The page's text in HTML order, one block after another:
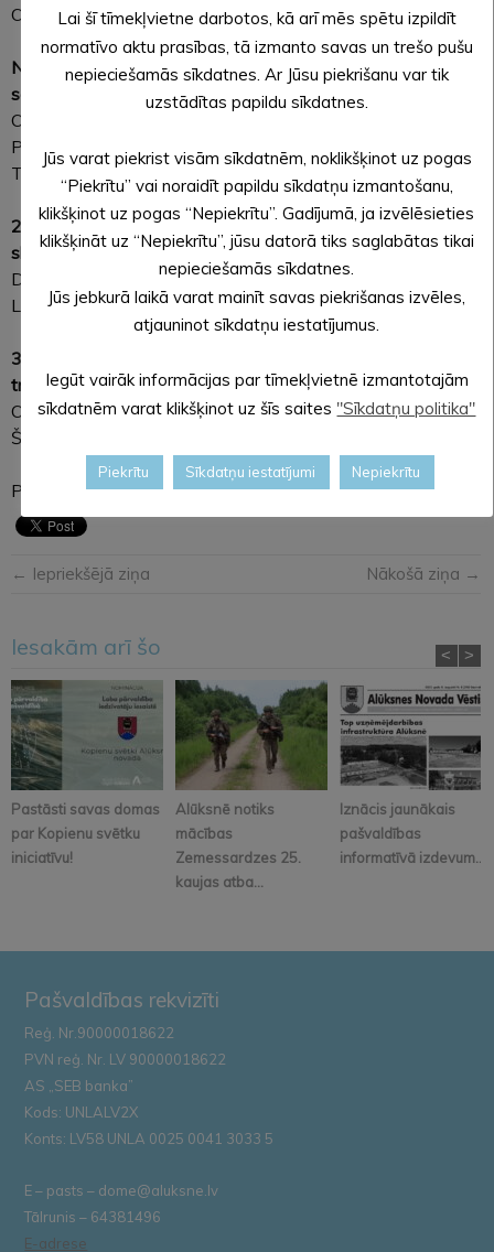
Ojāra Vācieša ielā no Pils ielas līdz Pilssalas ielai.
No 2. augusta pulksten 20.00 līdz 4. augusta pulksten 7.00
satiksme slēgta:
Ojāra Vācieša ielā no Dārza ielas līdz Pils ielai;
Pils ielā no Lielā Ezera ielas līdz Rijukalna ielai;
Tirgotāju ielā no Tirgotāju ielas 16B līdz Lielā Ezera ielai.
2. augustā no pulksten 20.00 līdz pulksten 22.30 satiksme
slēgta:
Dārza ielā no Tirgotāju ielas līdz Helēnas ielai;
Latgales ielā no Dārza ielas līdz Latgales ielai 3.
3. augustā no pulksten 8.00 līdz pulksten 16.00
transportlīdzekļiem apstāties un stāvēt būs aizliegts:
Ojāra Vācieša ielā;
Šķūņu ielā.
Pateicamies par sapratni un novēlam jaukus svētkus!
← Iepriekšējā ziņa Nākošā ziņa →
Iesakām arī šo
Pastāsti savas domas
par Kopienu svētku
iniciatīvu!
Alūksnē notiks
mācības
Zemessardzes 25.
kaujas atba...
Iznācis jaunākais
pašvaldības
informatīvā izdevum...
< >
Pašvaldības rekvizīti
Reģ. Nr.90000018622
PVN reģ. Nr. LV 90000018622
AS „SEB banka”
Kods: UNLALV2X
Konts: LV58 UNLA 0025 0041 3033 5
E – pasts – dome@aluksne.lv
Tālrunis – 64381496
E-adrese
Lai šī tīmekļvietne darbotos, kā arī mēs spētu izpildīt
normatīvo aktu prasības, tā izmanto savas un trešo pušu
nepieciešamās sīkdatnes. Ar Jūsu piekrišanu var tik
uzstādītas papildu sīkdatnes.
Jūs varat piekrist visām sīkdatnēm, noklikšķinot uz pogas
“Piekrītu” vai noraidīt papildu sīkdatņu izmantošanu,
klikšķinot uz pogas “Nepiekrītu”. Gadījumā, ja izvēlēsieties
klikšķināt uz “Nepiekrītu”, jūsu datorā tiks saglabātas tikai
nepieciešamās sīkdatnes.
Jūs jebkurā laikā varat mainīt savas piekrišanas izvēles,
atjauninot sīkdatņu iestatījumus.
Iegūt vairāk informācijas par tīmekļvietnē izmantotajām
sīkdatnēm varat klikšķinot uz šīs saites "Sīkdatņu politika"
Piekrītu Sīkdatņu iestatījumi Nepiekrītu